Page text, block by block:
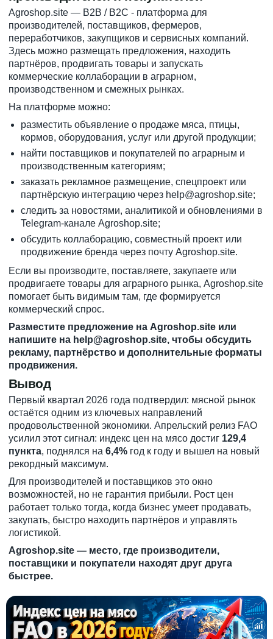
Agroshop.site — B2B / B2C - платформа для
производителей, поставщиков, фермеров,
переработчиков, закупщиков и сервисных компаний.
Здесь можно размещать предложения, находить
партнёров, продвигать товары и запускать
коммерческие коллаборации в аграрном,
производственном и смежных рынках.
На платформе можно:
разместить объявление о продаже мяса, птицы,
кормов, оборудования, услуг или другой продукции;
найти поставщиков и покупателей по аграрным и
производственным категориям;
заказать рекламное размещение, спецпроект или
партнёрскую интеграцию через help@agroshop.site;
следить за новостями, аналитикой и обновлениями в
Telegram-канале Agroshop.site;
обсудить коллаборацию, совместный проект или
продвижение бренда через почту Agroshop.site.
Если вы производите, поставляете, закупаете или
продвигаете товары для аграрного рынка, Agroshop.site
помогает быть видимым там, где формируется
коммерческий спрос.
Разместите предложение на Agroshop.site или
напишите на help@agroshop.site, чтобы обсудить
рекламу, партнёрство и дополнительные форматы
продвижения.
Вывод
Первый квартал 2026 года подтвердил: мясной рынок
остаётся одним из ключевых направлений
продовольственной экономики. Апрельский релиз FAO
усилил этот сигнал: индекс цен на мясо достиг 129,4
пункта, поднялся на 6,4% год к году и вышел на новый
рекордный максимум.
Для производителей и поставщиков это окно
возможностей, но не гарантия прибыли. Рост цен
работает только тогда, когда бизнес умеет продавать,
закупать, быстро находить партнёров и управлять
логистикой.
Agroshop.site — место, где производители,
поставщики и покупатели находят друг друга
быстрее.